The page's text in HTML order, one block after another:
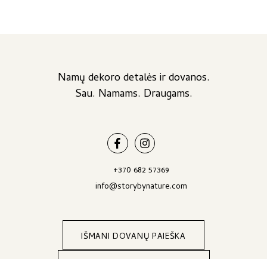
the
product
page
Namų dekoro detalės ir dovanos.
Sau. Namams. Draugams.
+370 682 57369
info@storybynature.com
IŠMANI DOVANŲ PAIEŠKA